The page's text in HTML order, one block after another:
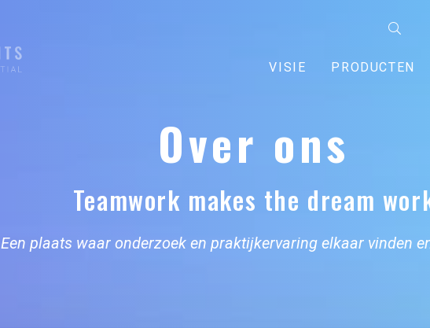
VISIE PRODUCTEN
Over ons
Teamwork makes the dream
Een plaats waar onderzoek en praktijkervaring elkaar vinden